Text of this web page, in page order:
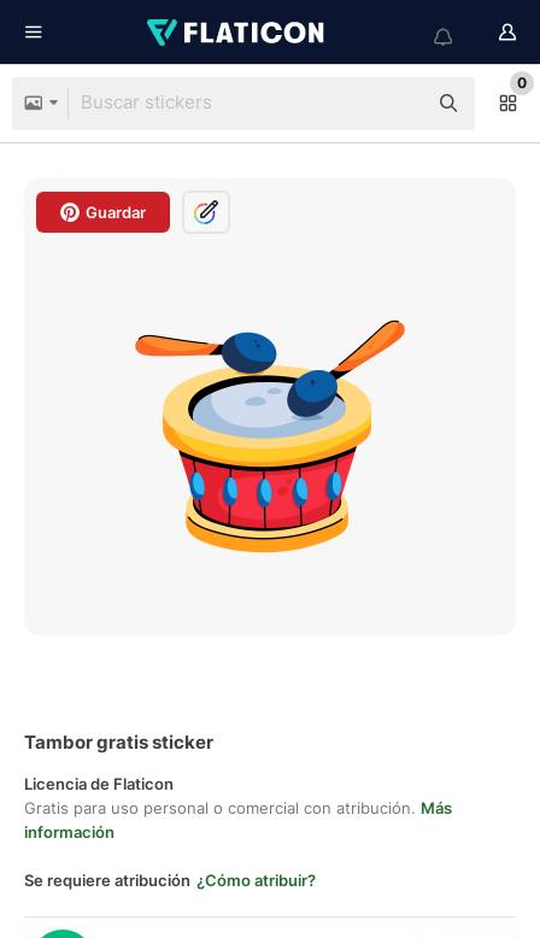
0
Guardar
Tambor gratis sticker
Licencia de Flaticon
Gratis para uso personal o comercial con atribución. Más
información
Se requiere atribución ¿Cómo atribuir?